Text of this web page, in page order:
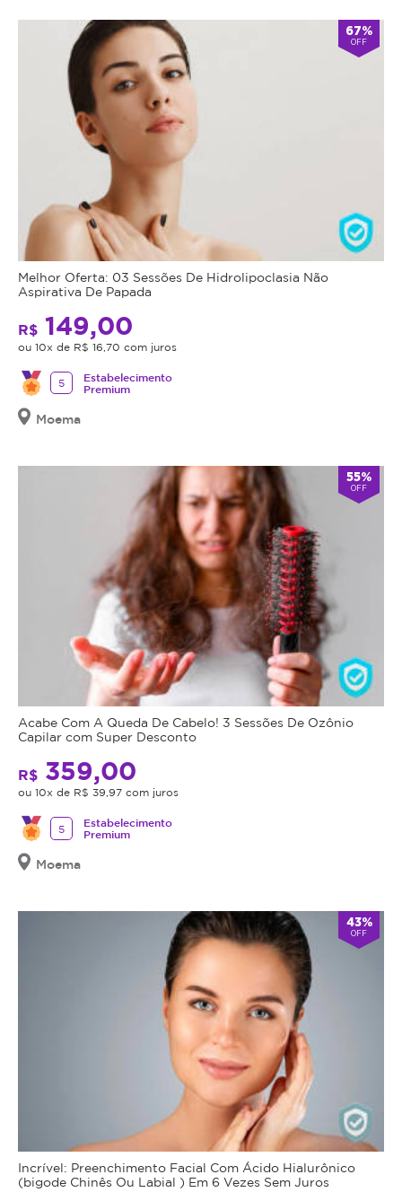
67%
OFF
Melhor Oferta: 03 Sessões De Hidrolipoclasia Não
Aspirativa De Papada
R$ 149,00
ou 10x de R$ 16,70 com juros
5
Estabelecimento
Premium
Moema
55%
OFF
Acabe Com A Queda De Cabelo! 3 Sessões De Ozônio
Capilar com Super Desconto
R$ 359,00
ou 10x de R$ 39,97 com juros
5
Estabelecimento
Premium
Moema
43%
OFF
Incrível: Preenchimento Facial Com Ácido Hialurônico
(bigode Chinês Ou Labial ) Em 6 Vezes Sem Juros